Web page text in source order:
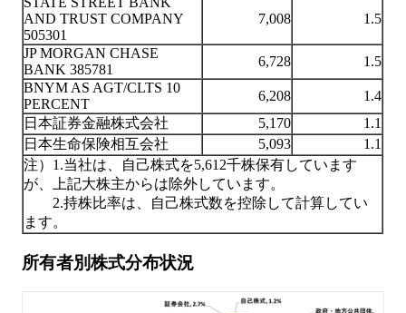
AND TRUST COMPANY
505301
7,008 1.5
JP MORGAN CHASE
BANK 385781
6,728
1.5
BNYM AS AGT/CLTS 10
PERCENT
6,208
1.4
日本証券金融株式会社
5,170
1.1
日本生命保険相互会社
5,093
1.1
注）1.当社は、自己株式を5,612千株保有しています
が、上記大株主からは除外しています。
2.持株比率は、自己株式数を控除して計算してい
ます。
所有者別株式分布状況